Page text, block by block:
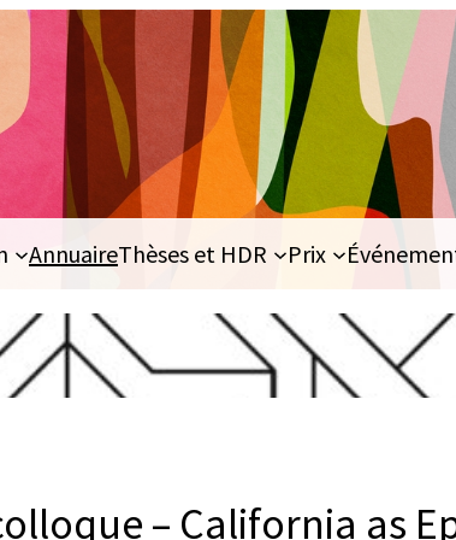
AnnuaireThèses et HDR Prix
– California as